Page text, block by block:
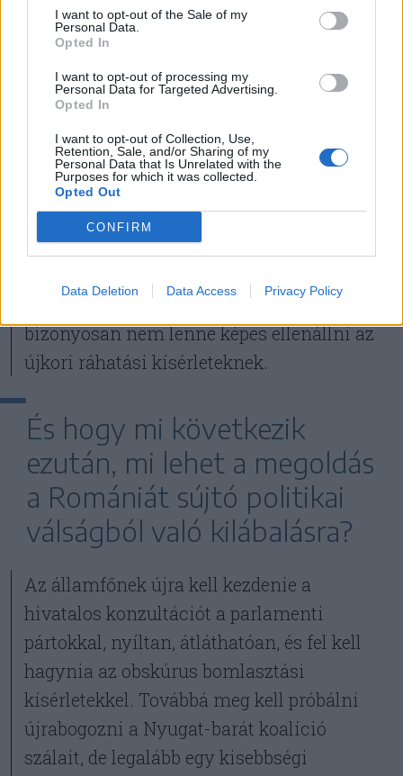
I want to opt-out of the Sale of my
Personal Data.
Opted In
I want to opt-out of processing my
Personal Data for Targeted Advertising.
Opted In
I want to opt-out of Collection, Use,
Retention, Sale, and/or Sharing of my
Personal Data that Is Unrelated with the
Purposes for which it was collected.
Opted Out
CONFIRM
Data Deletion Data Access Privacy Policy
„fogan meg” a törvényhozásban. De
elsősorban azért nem mehetett bele ebbe a
játszmába, mert akkor elismeri, hogy egy
politikai alakulat engedhet a külső
beavatkozásoknak, és ezek alapján hozhat
döntéseket. Elvégre ebből az következik,
hogy adott pillanatban abba is belemegy, ki
legyen, illetve ne legyen a párt vezetője;
hasonló ingerenciáknak már volt szenvedő
ezt az önállóságát feladta volna,
bizonyosan nem lenne képes ellenállni az
újkori ráhatási kísérleteknek.
És hogy mi következik
ezután, mi lehet a megoldás
a Romániát sújtó politikai
válságból való kilábalásra?
Az államfőnek újra kell kezdenie a
hivatalos konzultációt a parlamenti
pártokkal, nyíltan, átláthatóan, és fel kell
hagynia az obskúrus bomlasztási
kísérletekkel. Továbbá meg kell próbálni
újrabogozni a Nyugat-barát koalíció
szálait, de legalább egy kisebbségi